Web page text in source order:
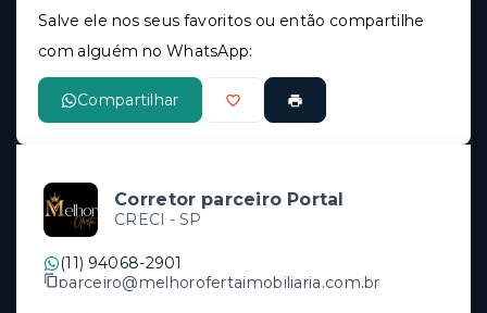
Salve ele nos seus favoritos ou então compartilhe
com alguém no WhatsApp:
Compartilhar
Corretor parceiro Portal
CRECI - SP
(11) 94068-2901
parceiro@melhorofertaimobiliaria.com.br